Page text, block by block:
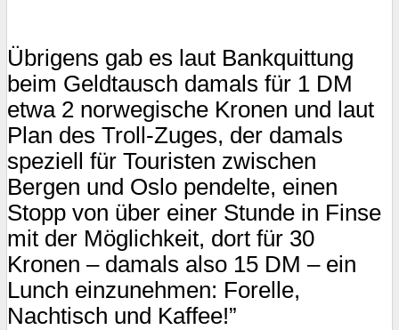
Übrigens gab es laut Bankquittung
beim Geldtausch damals für 1 DM
etwa 2 norwegische Kronen und laut
Plan des Troll-Zuges, der damals
speziell für Touristen zwischen
Bergen und Oslo pendelte, einen
Stopp von über einer Stunde in Finse
mit der Möglichkeit, dort für 30
Kronen – damals also 15 DM – ein
Lunch einzunehmen: Forelle,
Nachtisch und Kaffee!”